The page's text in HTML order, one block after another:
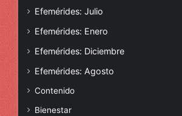
Efemérides: Julio
Efemérides: Enero
Efemérides: Diciembre
Efemérides: Agosto
Contenido
Bienestar